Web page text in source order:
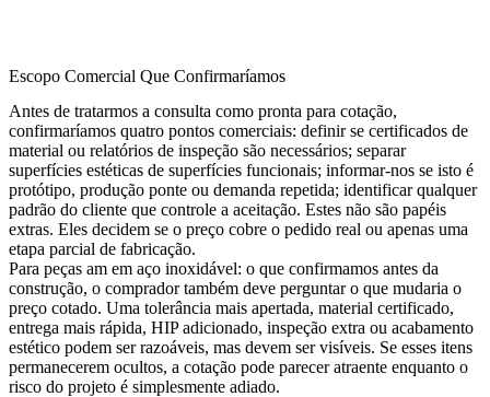
Escopo Comercial Que Confirmaríamos
Antes de tratarmos a consulta como pronta para cotação,
confirmaríamos quatro pontos comerciais: definir se certificados de
material ou relatórios de inspeção são necessários; separar
superfícies estéticas de superfícies funcionais; informar-nos se isto é
protótipo, produção ponte ou demanda repetida; identificar qualquer
padrão do cliente que controle a aceitação. Estes não são papéis
extras. Eles decidem se o preço cobre o pedido real ou apenas uma
etapa parcial de fabricação.
Para peças am em aço inoxidável: o que confirmamos antes da
construção, o comprador também deve perguntar o que mudaria o
preço cotado. Uma tolerância mais apertada, material certificado,
entrega mais rápida, HIP adicionado, inspeção extra ou acabamento
estético podem ser razoáveis, mas devem ser visíveis. Se esses itens
permanecerem ocultos, a cotação pode parecer atraente enquanto o
risco do projeto é simplesmente adiado.